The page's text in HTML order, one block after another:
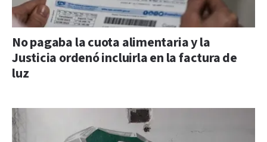
No pagaba la cuota alimentaria y la
Justicia ordenó incluirla en la factura de
luz